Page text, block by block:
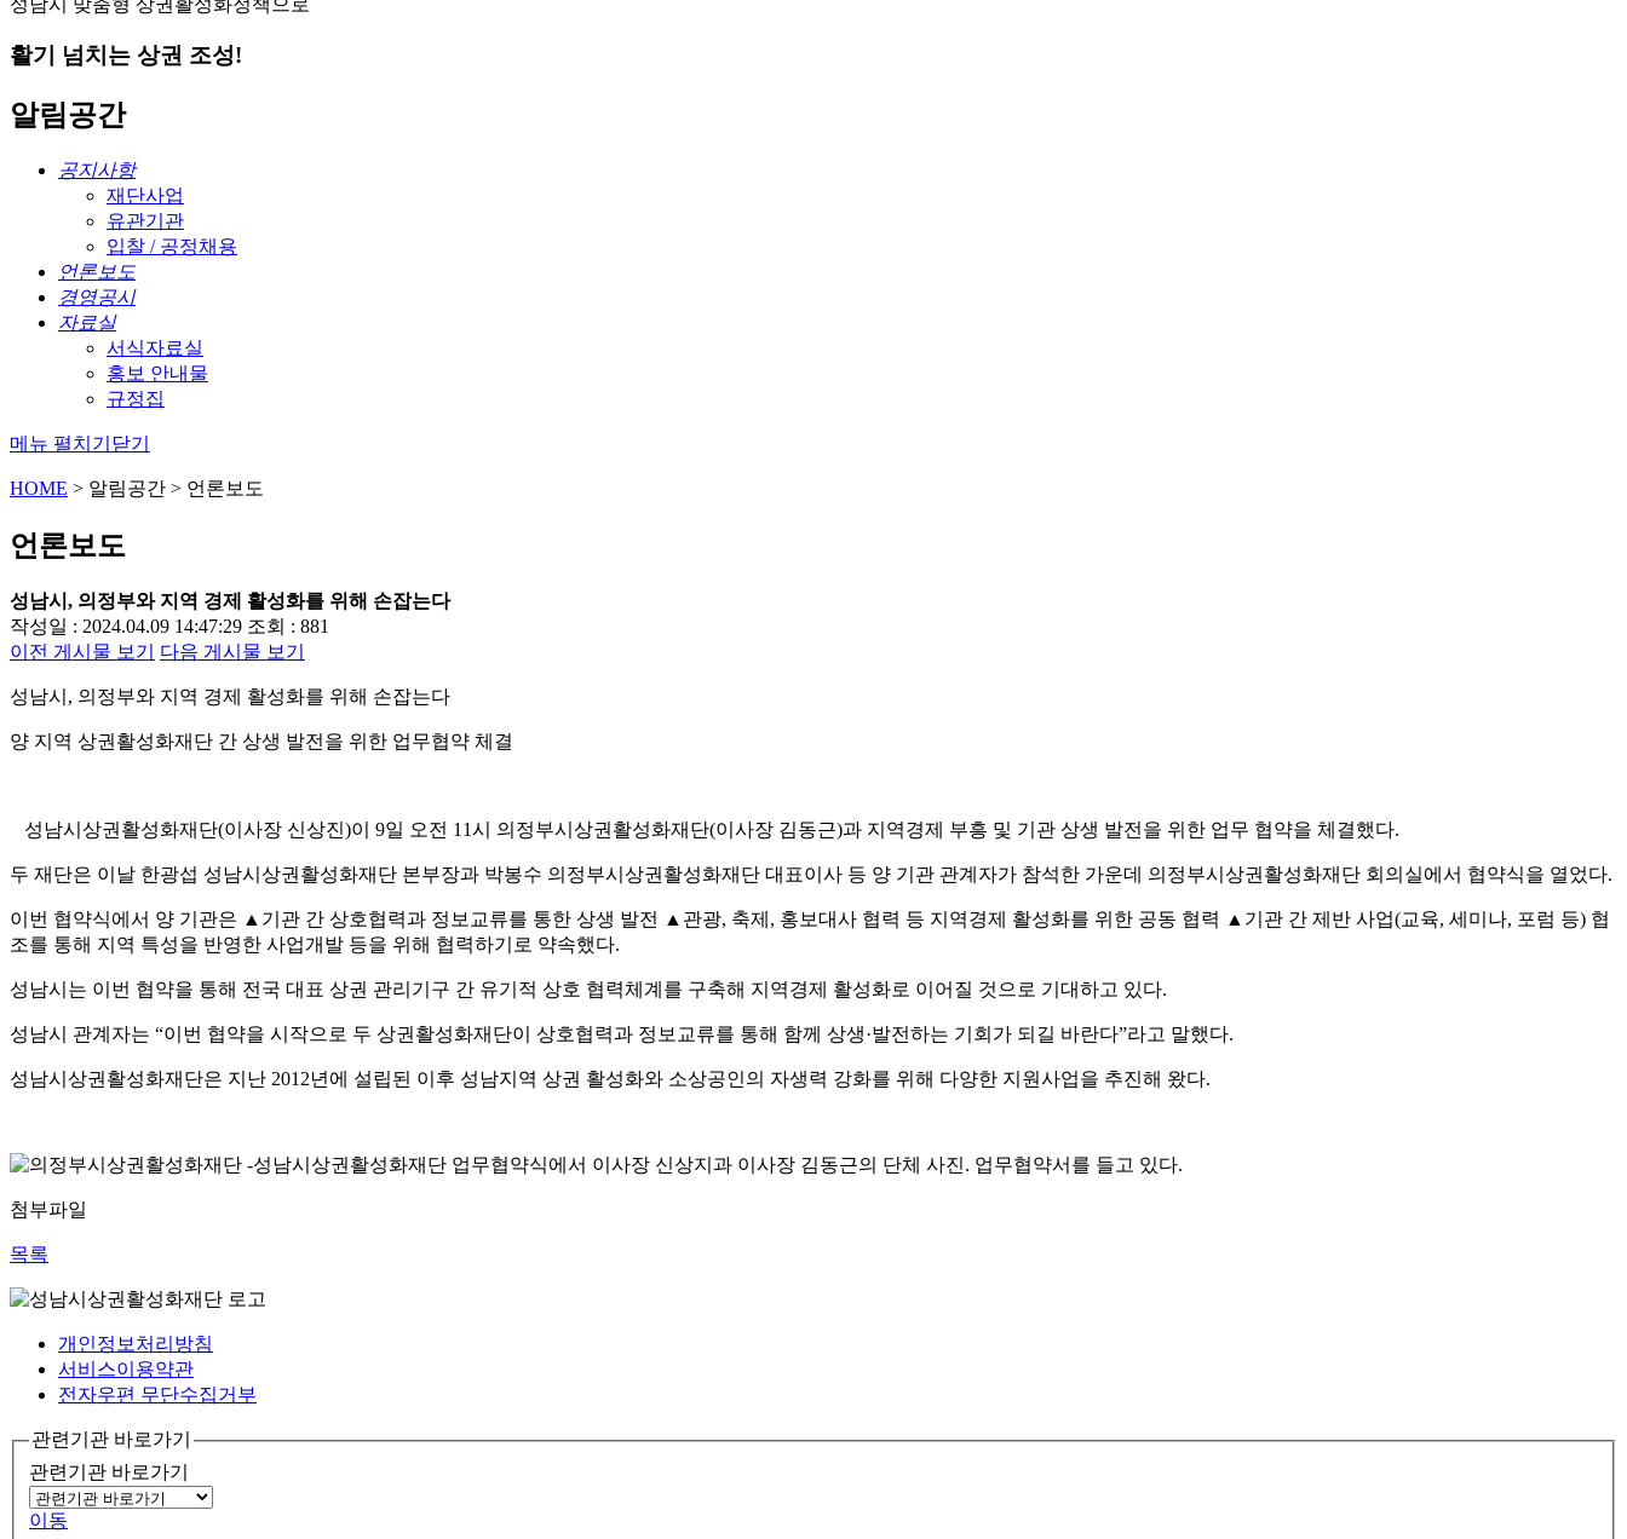
활기 넘치는 상권 조성!
알림공간
공지사항
재단사업
유관기관
입찰 / 공정채용
언론보도
경영공시
자료실
서식자료실
홍보 안내물
규정집
메뉴 펼치기 닫기
HOME > 알림공간 > 언론보도
언론보도
성남시, 의정부와 지역 경제 활성화를 위해 손잡는다
작성일 : 2024.04.09 14:47:29 조회 : 881
이전 게시물 보기
다음 게시물 보기
성남시, 의정부와 지역 경제 활성화를 위해 손잡는다
양 지역 상권활성화재단 간 상생 발전을 위한 업무협약 체결
성남시상권활성화재단(이사장 신상진)이 9일 오전 11시 의정부시상권활성화재단(이사장 김동근)과 지역경제 부흥 및 기관 상생 발전을 위한 업무 협약을 체결했다.
두 재단은 이날 한광섭 성남시상권활성화재단 본부장과 박봉수 의정부시상권활성화재단 대표이사 등 양 기관 관계자가 참석한 가운데 의정부시상권활성화재단 회의실에서 협약식을 열었다.
이번 협약식에서 양 기관은 ▲기관 간 상호협력과 정보교류를 통한 상생 발전 ▲관광, 축제, 홍보대사 협력 등 지역경제 활성화를 위한 공동 협력 ▲기관 간 제반 사업(교육, 세미나, 포럼 등) 협
조를 통해 지역 특성을 반영한 사업개발 등을 위해 협력하기로 약속했다.
성남시는 이번 협약을 통해 전국 대표 상권 관리기구 간 유기적 상호 협력체계를 구축해 지역경제 활성화로 이어질 것으로 기대하고 있다.
성남시 관계자는 “이번 협약을 시작으로 두 상권활성화재단이 상호협력과 정보교류를 통해 함께 상생·발전하는 기회가 되길 바란다”라고 말했다.
성남시상권활성화재단은 지난 2012년에 설립된 이후 성남지역 상권 활성화와 소상공인의 자생력 강화를 위해 다양한 지원사업을 추진해 왔다.
첨부파일
목록
개인정보처리방침
서비스이용약관
전자우편 무단수집거부
관련기관 바로가기
관련기관 바로가기
이동